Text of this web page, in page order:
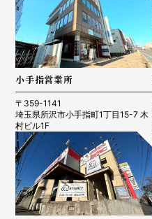
小手指営業所
〒359-1141
埼玉県所沢市小手指町1丁目15-7 木
村ビル1F